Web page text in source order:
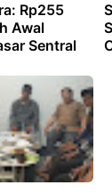
Rp255
Awal
Sentral